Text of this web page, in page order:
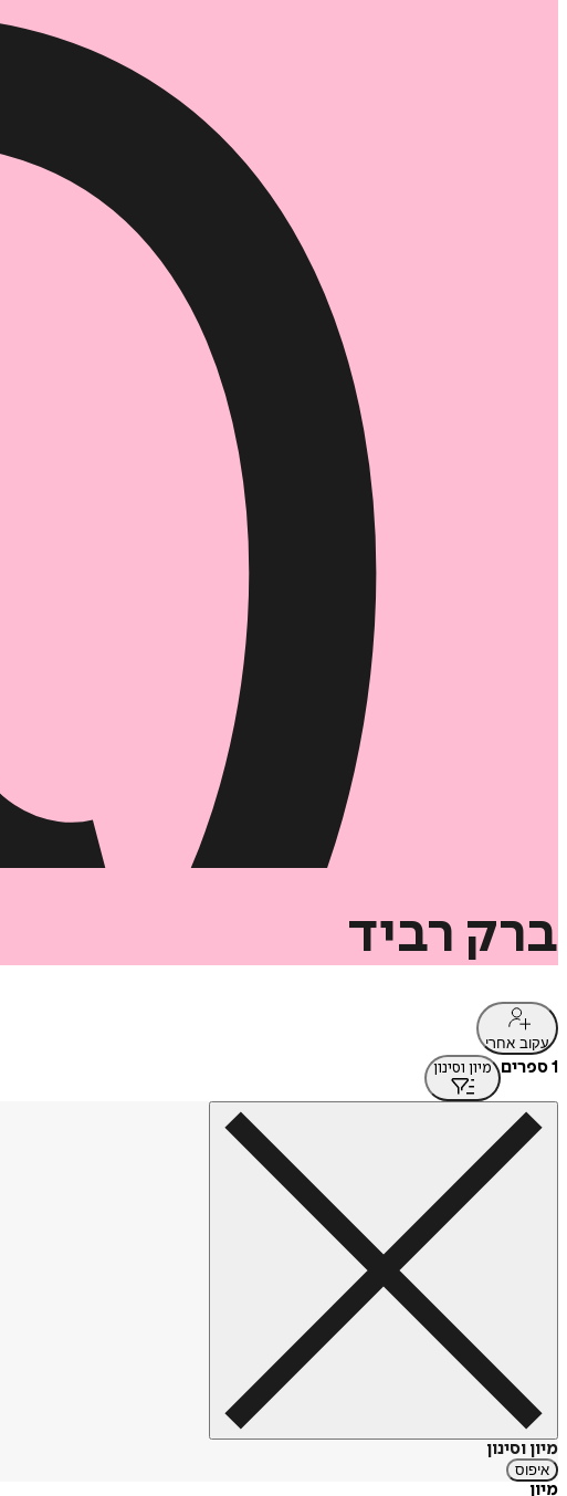
ברק רביד
עקוב אחרי
1 ספרים מיון וסינון
מיון וסינון
איפוס
מיון